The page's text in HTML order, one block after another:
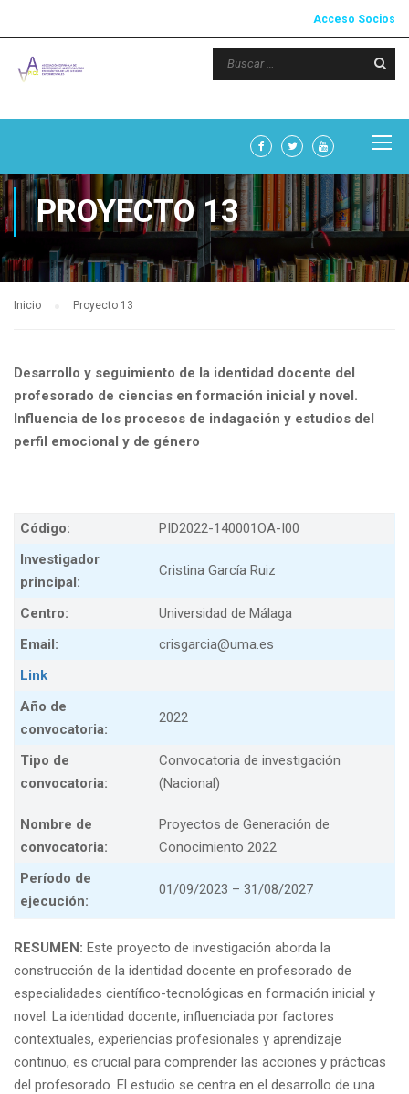
Acceso Socios
PROYECTO 13
Inicio Proyecto 13
Desarrollo y seguimiento de la identidad docente del
profesorado de ciencias en formación inicial y novel.
Influencia de los procesos de indagación y estudios del
perfil emocional y de género
Código:
PID2022-140001OA-I00
Investigador
principal:
Cristina García Ruiz
Centro:
Universidad de Málaga
Email:
crisgarcia@uma.es
Link
Año de
convocatoria:
2022
Tipo de
convocatoria:
Nombre de
convocatoria:
Convocatoria de investigación
(Nacional)
Proyectos de Generación de
Conocimiento 2022
Período de
ejecución:
01/09/2023 – 31/08/2027
RESUMEN: Este proyecto de investigación aborda la
construcción de la identidad docente en profesorado de
especialidades científico-tecnológicas en formación inicial y
novel. La identidad docente, influenciada por factores
contextuales, experiencias profesionales y aprendizaje
continuo, es crucial para comprender las acciones y prácticas
del profesorado. El estudio se centra en el desarrollo de una